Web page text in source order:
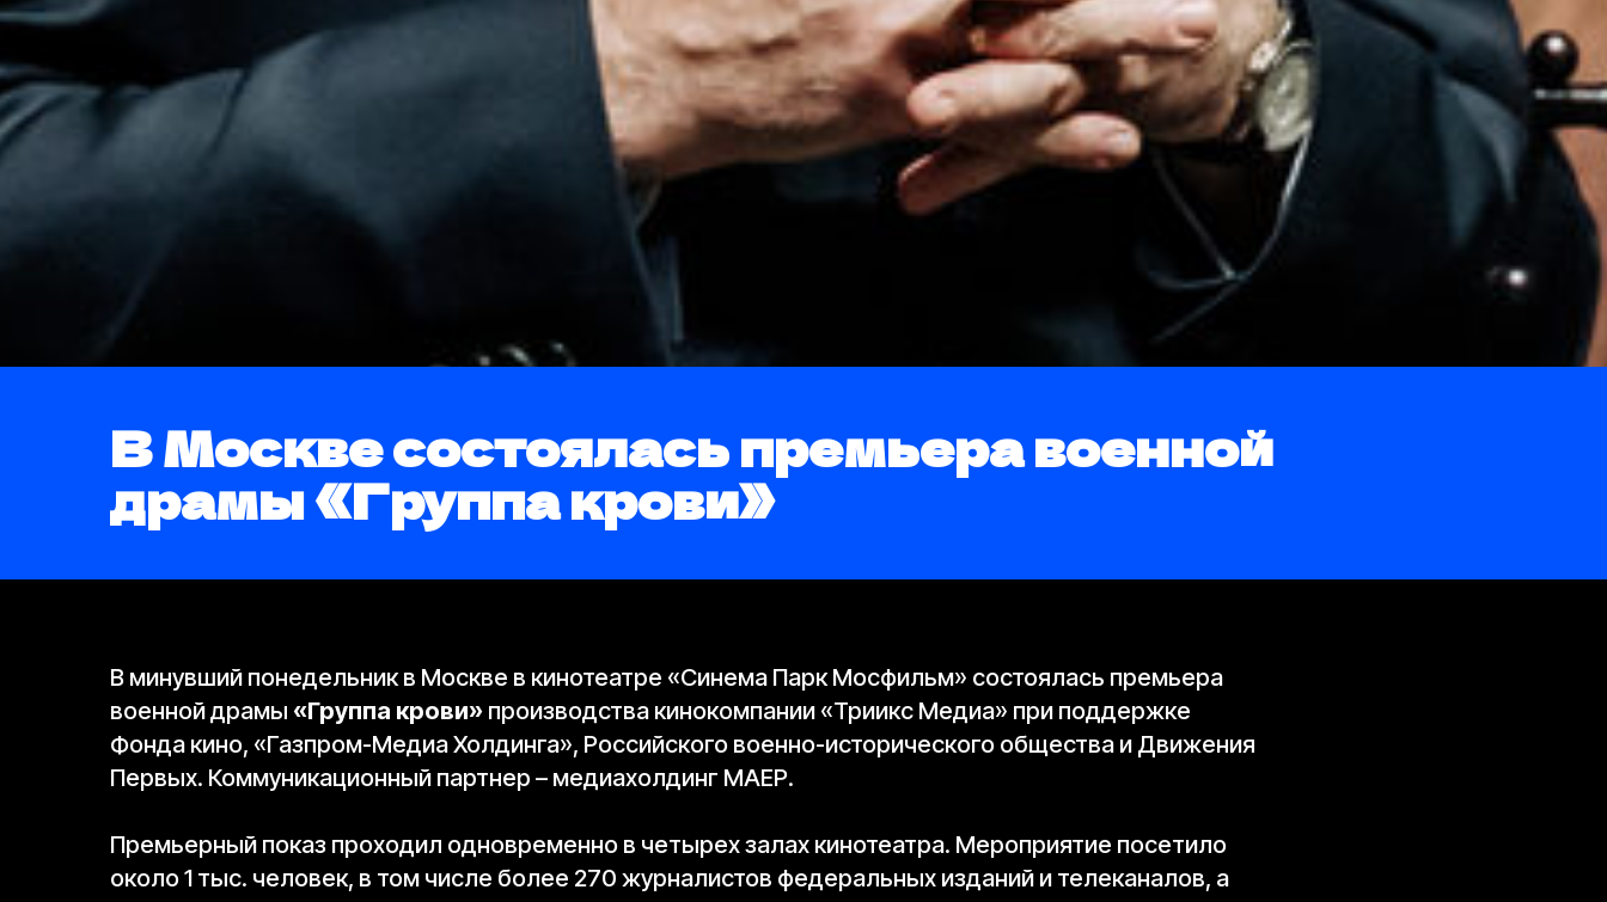
В Москве состоялась премьера военной
драмы «Группа крови»
В минувший понедельник в Москве в кинотеатре «Синема Парк Мосфильм» состоялась премьера
военной драмы «Группа крови» производства кинокомпании «Триикс Медиа» при поддержке
Фонда кино, «Газпром-Медиа Холдинга», Российского военно-исторического общества и Движения
Первых. Коммуникационный партнер – медиахолдинг МАЕР.
Премьерный показ проходил одновременно в четырех залах кинотеатра. Мероприятие посетило
около 1 тыс. человек, в том числе более 270 журналистов федеральных изданий и телеканалов, а